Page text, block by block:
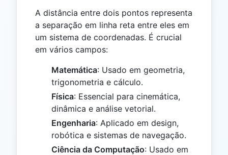
A distância entre dois pontos representa
a separação em linha reta entre eles em
um sistema de coordenadas. É crucial
em vários campos:
Matemática: Usado em geometria,
trigonometria e cálculo.
Física: Essencial para cinemática,
dinâmica e análise vetorial.
Engenharia: Aplicado em design,
robótica e sistemas de navegação.
Ciência da Computação: Usado em